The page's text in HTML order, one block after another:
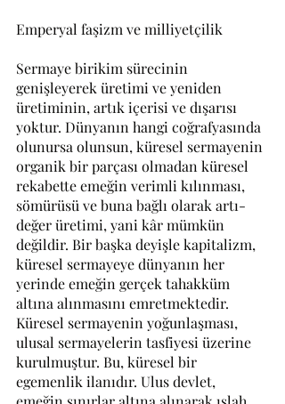
Emperyal faşizm ve milliyetçilik
Sermaye birikim sürecinin
genişleyerek üretimi ve yeniden
üretiminin, artık içerisi ve dışarısı
yoktur. Dünyanın hangi coğrafyasında
olunursa olunsun, küresel sermayenin
organik bir parçası olmadan küresel
rekabette emeğin verimli kılınması,
sömürüsü ve buna bağlı olarak artı-
değer üretimi, yani kâr mümkün
değildir. Bir başka deyişle kapitalizm,
küresel sermayeye dünyanın her
yerinde emeğin gerçek tahakküm
altına alınmasını emretmektedir.
Küresel sermayenin yoğunlaşması,
ulusal sermayelerin tasfiyesi üzerine
kurulmuştur. Bu, küresel bir
egemenlik ilanıdır. Ulus devlet,